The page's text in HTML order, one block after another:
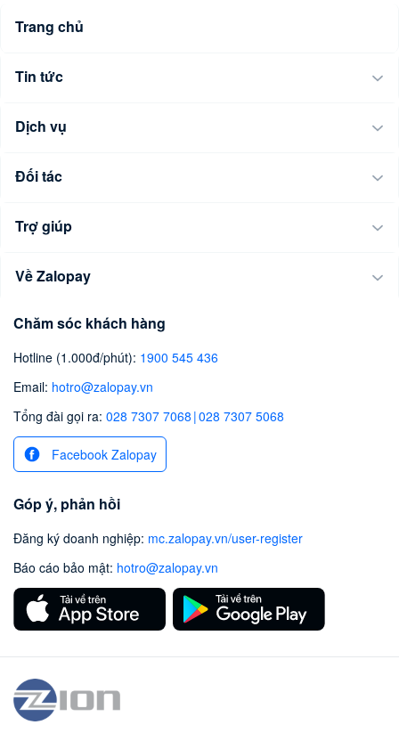
Trang chủ
Tin tức
Dịch vụ
Đối tác
Trợ giúp
Về Zalopay
Chăm sóc khách hàng
Hotline (1.000đ/phút): 1900 545 436
Email: hotro@zalopay.vn
Tổng đài gọi ra: 028 7307 7068 |028 7307 5068
Facebook Zalopay
Góp ý, phản hồi
Đăng ký doanh nghiệp: mc.zalopay.vn/user-register
Báo cáo bảo mật: hotro@zalopay.vn